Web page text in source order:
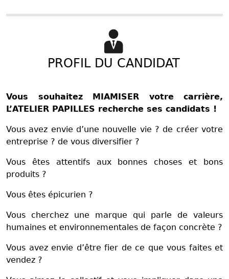
PROFIL DU CANDIDAT
Vous souhaitez MIAMISER votre carrière,
L’ATELIER PAPILLES recherche ses candidats !
Vous avez envie d’une nouvelle vie ? de créer votre
entreprise ? de vous diversifier ?
Vous êtes attentifs aux bonnes choses et bons
produits ?
Vous êtes épicurien ?
Vous cherchez une marque qui parle de valeurs
humaines et environnementales de façon concrète ?
Vous avez envie d’être fier de ce que vous faites et
vendez ?